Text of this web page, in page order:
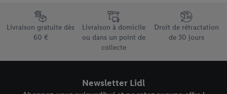
Élément du pied de page avec les différents arguments de
Livraison gratuite dès
60 €
Livraison à domicile
ou dans un point de
collecte
Droit de rétractation
de 30 jours
Newsletter Lidl
Lidl peuvent vous être attribués en utilisant votre adresse e-
mail hachée et, le cas échéant, d’autres identifiants/identifiants
traitement des données.
En cliquant sur « Refuser », vous pouvez autoriser uniquement